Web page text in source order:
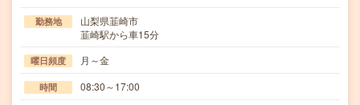
勤務地
山梨県韮崎市
韮崎駅から車15分
曜日頻度 月～金
時間 08:30～17:00